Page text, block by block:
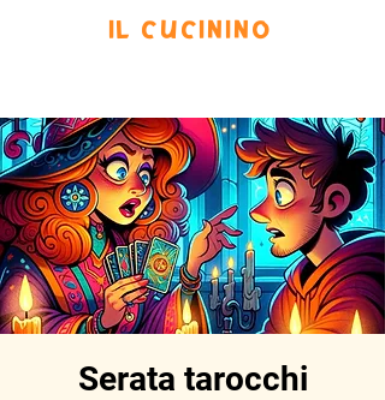
IL CUCININO
Serata tarocchi